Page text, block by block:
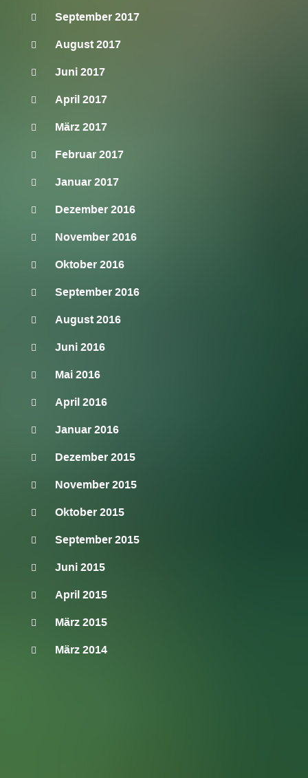
September 2017
August 2017
Juni 2017
April 2017
März 2017
Februar 2017
Januar 2017
Dezember 2016
November 2016
Oktober 2016
September 2016
August 2016
Juni 2016
Mai 2016
April 2016
Januar 2016
Dezember 2015
November 2015
Oktober 2015
September 2015
Juni 2015
April 2015
März 2015
März 2014